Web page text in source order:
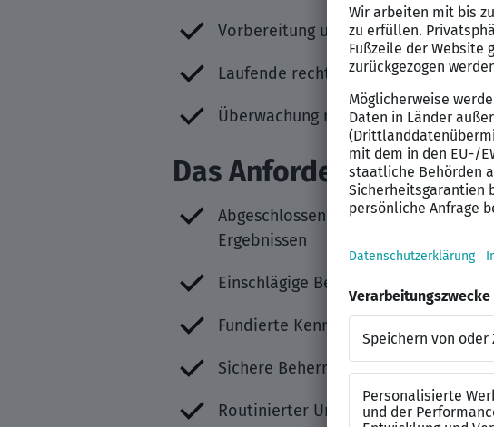
Vorbereitung und Begleitung von
Laufende rechtliche Betreuung von
Überwachung rechtlicher
Das Anforderungsprofil
Abgeschlossenes erstes und
Ergebnissen
Einschlägige Berufserfahrung in
Fundierte Kenntnisse im
Sichere Beherrschung der
Routinierter Umgang mit gängiger